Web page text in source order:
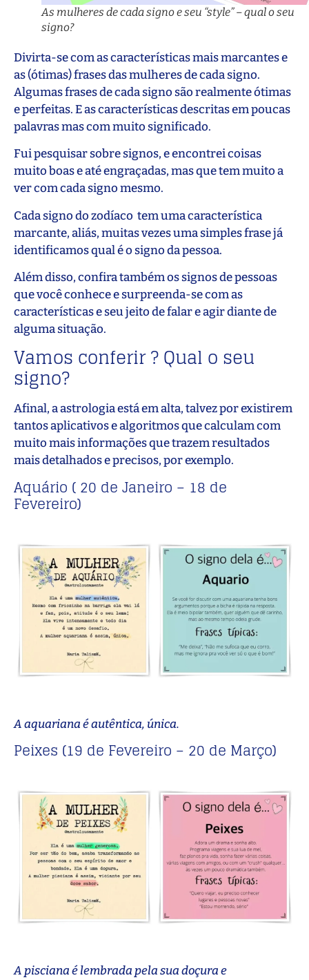
As mulheres de cada signo e seu “style” – qual o seu
signo?
Divirta-se com as características mais marcantes e
as (ótimas) frases das mulheres de cada signo.
Algumas frases de cada signo são realmente ótimas
e perfeitas. E as características descritas em poucas
palavras mas com muito significado.
Fui pesquisar sobre signos, e encontrei coisas
muito boas e até engraçadas, mas que tem muito a
ver com cada signo mesmo.
Cada signo do zodíaco tem uma característica
marcante, aliás, muitas vezes uma simples frase já
identificamos qual é o signo da pessoa.
Além disso, confira também os signos de pessoas
que você conhece e surpreenda-se com as
características e seu jeito de falar e agir diante de
alguma situação.
Vamos conferir ? Qual o seu
signo?
Afinal, a astrologia está em alta, talvez por existirem
tantos aplicativos e algoritmos que calculam com
muito mais informações que trazem resultados
mais detalhados e precisos, por exemplo.
Aquário ( 20 de Janeiro – 18 de
Fevereiro)
A aquariana é autêntica, única.
Peixes (19 de Fevereiro – 20 de Março)
A pisciana é lembrada pela sua doçura e